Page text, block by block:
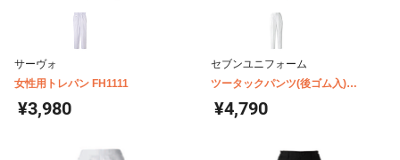
サーヴォ
女性用トレパン FH1111
¥3,980
セブンユニフォーム
ツータックパンツ(後ゴム入)
AL0436
¥4,790